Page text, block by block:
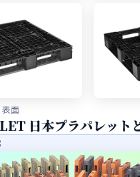
表面
日本プラパレット